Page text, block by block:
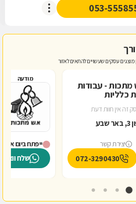
053-
עסקים שעשויים להתאים לאזור
מתכות - עבודות
כלליות
זה אין חוות דעת
שבע
יצירת קשר
072-3290430
מודעה
ייפתח ביום א' ב-8:00
שלח